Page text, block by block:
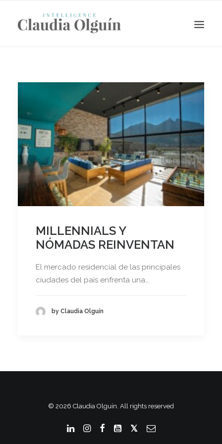
Search
MILLENNIALS Y
NÓMADAS REINVENTAN
El mercado residencial de las principales
ciudades del país enfrenta una…
by Claudia Olguín
© 2026 Claudia Olguín. All rights reserved